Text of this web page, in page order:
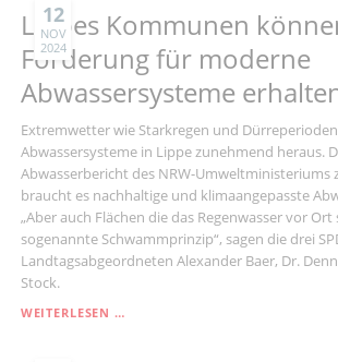
SOZIALKÜRZUNGEN
LANDESREGIERUNG
12
NOV
2024
Lippes Kommunen
Förderung für moderne
Abwassersysteme
Extremwetter wie Starkregen und
Abwassersysteme in Lippe zunehmend heraus.
Abwasserbericht des NRW-Umweltministeriums
braucht es nachhaltige und klimaangepasste
„Aber auch Flächen die das Regenwasser vor Ort
sogenannte Schwammprinzip“, sagen die drei
Landtagsabgeordneten Alexander Baer, Dr.
Stock.
WEITERLESEN …